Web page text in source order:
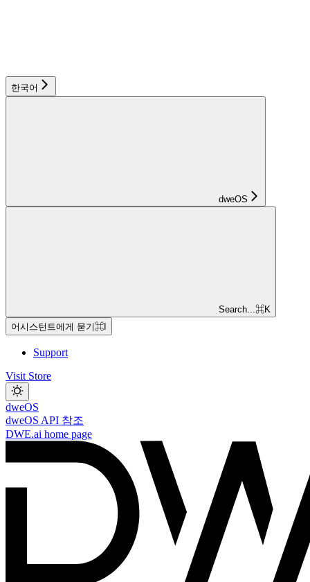
한국어
dweOS
Search...⌘K
어시스턴트에게 묻기⌘
Support
Visit Store
dweOS
dweOS API 참조
DWE.ai home page